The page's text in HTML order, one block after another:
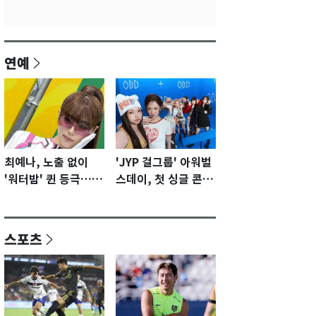
연예
최예나, 노출 없이
'워터밤' 퀸 등극…전
격 [N샷]
'JYP 걸그룹' 아워벌
스데이, 첫 싱글 콘셉
키치
스포츠